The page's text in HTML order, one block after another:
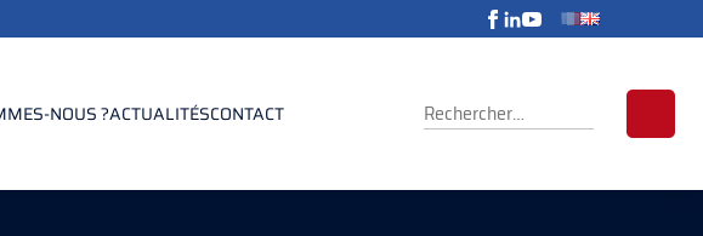
NOUS ?ACTUALITÉSCONTACT RECHERCHER :